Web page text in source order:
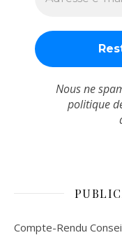
Nous ne
politique
Compte-Rendu